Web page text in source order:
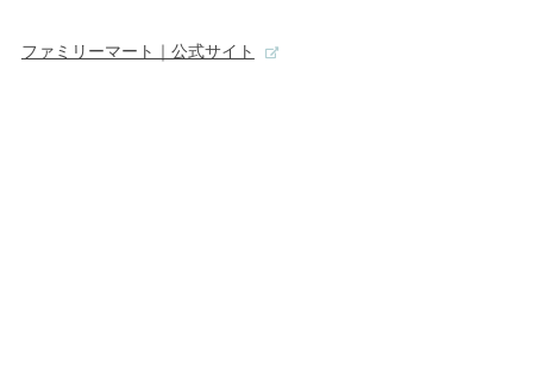
ファミリーマート｜公式サイト